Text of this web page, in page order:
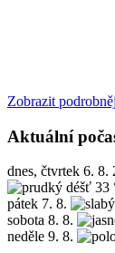
Zobrazit
Aktuální
dnes, čtvrtek 6. 8.
33
pátek 7. 8.
sobota 8. 8.
neděle 9. 8.